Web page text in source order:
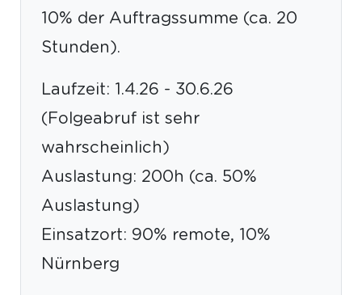
10% der Auftragssumme (ca. 20
Stunden).
Laufzeit: 1.4.26 - 30.6.26
(Folgeabruf ist sehr
wahrscheinlich)
Auslastung: 200h (ca. 50%
Auslastung)
Einsatzort: 90% remote, 10%
Nürnberg